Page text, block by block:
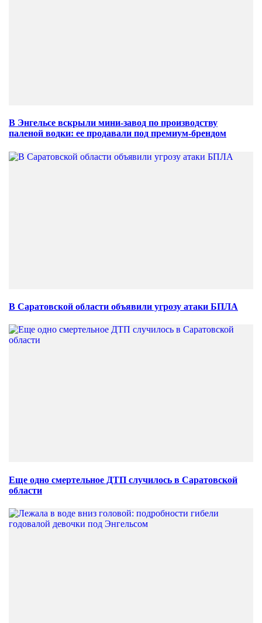
В Энгельсе вскрыли мини-завод по производству
паленой водки: ее продавали под премиум-брендом
В Саратовской области объявили угрозу атаки БПЛА
Еще одно смертельное ДТП случилось в Саратовской
области